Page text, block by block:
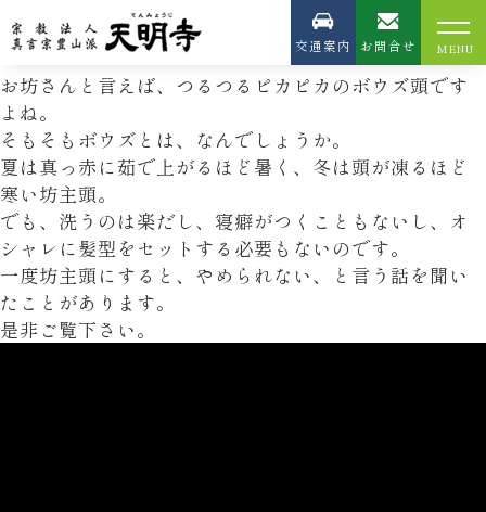
交通案内 お問合せ
2022/08/19 なんで坊主なの？
お坊さんと言えば、つるつるピカピカのボウズ頭です
よね。
そもそもボウズとは、なんでしょうか。
夏は真っ赤に茹で上がるほど暑く、冬は頭が凍るほど
寒い坊主頭。
でも、洗うのは楽だし、寝癖がつくこともないし、オ
シャレに髪型をセットする必要もないのです。
一度坊主頭にすると、やめられない、と言う話を聞い
たことがあります。
是非ご覧下さい。